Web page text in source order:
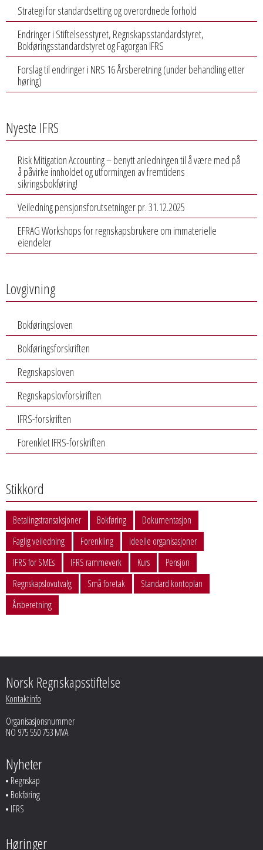
Strategi for standardsetting og overordnede forhold
Endringer i Stiftelsesstyret, Regnskapsstandardstyret,
Bokføringsstandardstyret og Fagorgan IFRS
Forslag til endringer i NRS 16 Årsberetning (under behandling etter
høring)
Nyeste IFRS
Risk Mitigation Accounting – benytt anledningen til å være med på
å påvirke innholdet og utformingen av fremtidens
sikringsbokføring!
Veiledning pensjonsforutsetninger pr. 31.12.2025
EFRAG Workshops for regnskapsbrukere om immaterielle
eiendeler
Lovgivning
Bokføringsloven
Bokføringsforskriften
Regnskapsloven
Regnskapslovforskriften
IFRS-forskriften
Forenklet IFRS-forskriften
Stikkord
Betalingstransaksjoner Bokføring
Dokumentasjon
Faglig veiledning
Forenkling
Ideelle organisasjoner
IFRS for SMEs
IFRS rammeverk Kurs
Pensjon
Regnskapslovutvalg
Små foretak
Standard kontoplan
Årsberetning
Norsk Regnskapsstiftelse
Kontaktinfo
Organisasjonsnummer
NO 975 550 753 MVA
Nyheter
Regnskap
Bokføring
IFRS
Høringer